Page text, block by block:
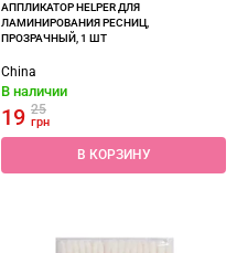
АППЛИКАТОР HELPER ДЛЯ
ЛАМИНИРОВАНИЯ РЕСНИЦ,
ПРОЗРАЧНЫЙ, 1 ШТ
China
В наличии
19 25
грн
В КОРЗИНУ